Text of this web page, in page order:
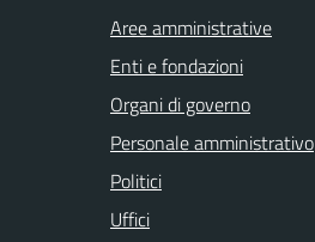
Aree amministrative
Enti e fondazioni
Organi di governo
Personale amministrativo
Politici
Uffici